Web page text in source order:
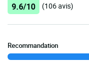
9.6/10 (106 avis)
Recommandation